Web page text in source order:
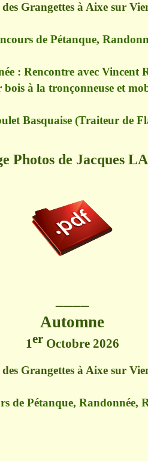
des Grangettes à Aixe sur
de Pétanque,
: Rencontre avec Vincent
à la tronçonneuse et
Basquaise (Traiteur de
Photos de Jacques
Automne
1erOctobre 2026
des Grangettes à Aixe sur
de Pétanque, Randonnée,